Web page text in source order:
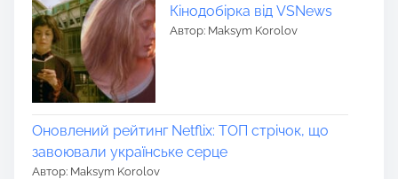
Кінодобірка від VSNews
Автор: Maksym Korolov
Оновлений рейтинг Netflix: ТОП стрічок, що
завоювали українське серце
Автор: Maksym Korolov